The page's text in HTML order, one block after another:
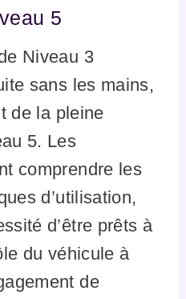
5
Niveau 3
sans les mains,
de la pleine
5. Les
comprendre les
d’utilisation,
d’être prêts à
du véhicule à
de